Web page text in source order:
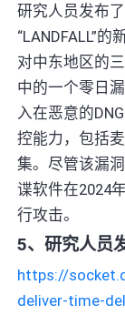
研究人员发布
“LANDFALL”
对中东地区的
中的一个零日
入在恶意的
控能力，包括
集。尽管该漏
谍软件在2024
行攻击。
5、研究人员
https://
deliver-time-